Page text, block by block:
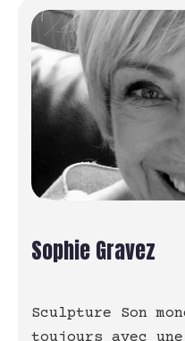
Sophie Gravez
Sculpture Son
toujours avec